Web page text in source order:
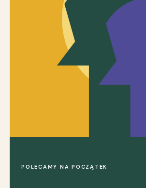
POLECAMY NA POCZĄTEK